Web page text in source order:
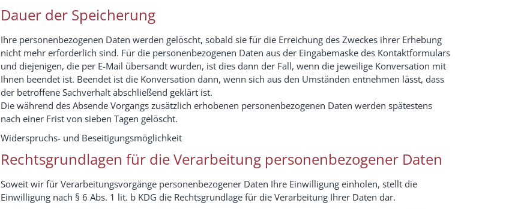
Dauer der Speicherung
Ihre personenbezogenen Daten werden gelöscht, sobald sie für die Erreichung des Zweckes ihrer Erhebung
nicht mehr erforderlich sind. Für die personenbezogenen Daten aus der Eingabemaske des Kontaktformulars
und diejenigen, die per E-Mail übersandt wurden, ist dies dann der Fall, wenn die jeweilige Konversation mit
Ihnen beendet ist. Beendet ist die Konversation dann, wenn sich aus den Umständen entnehmen lässt, dass
der betroffene Sachverhalt abschließend geklärt ist.
Die während des Absende Vorgangs zusätzlich erhobenen personenbezogenen Daten werden spätestens
nach einer Frist von sieben Tagen gelöscht.
Widerspruchs- und Beseitigungsmöglichkeit
Rechtsgrundlagen für die Verarbeitung personenbezogener Daten
Soweit wir für Verarbeitungsvorgänge personenbezogener Daten Ihre Einwilligung einholen, stellt die
Einwilligung nach § 6 Abs. 1 lit. b KDG die Rechtsgrundlage für die Verarbeitung Ihrer Daten dar.